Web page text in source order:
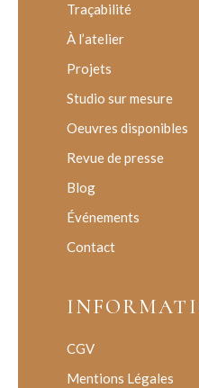
Traçabilité
À l’atelier
Projets
Studio sur mesure
Oeuvres disponibles
Revue de presse
Blog
Événements
Contact
CGV
Mentions Légales